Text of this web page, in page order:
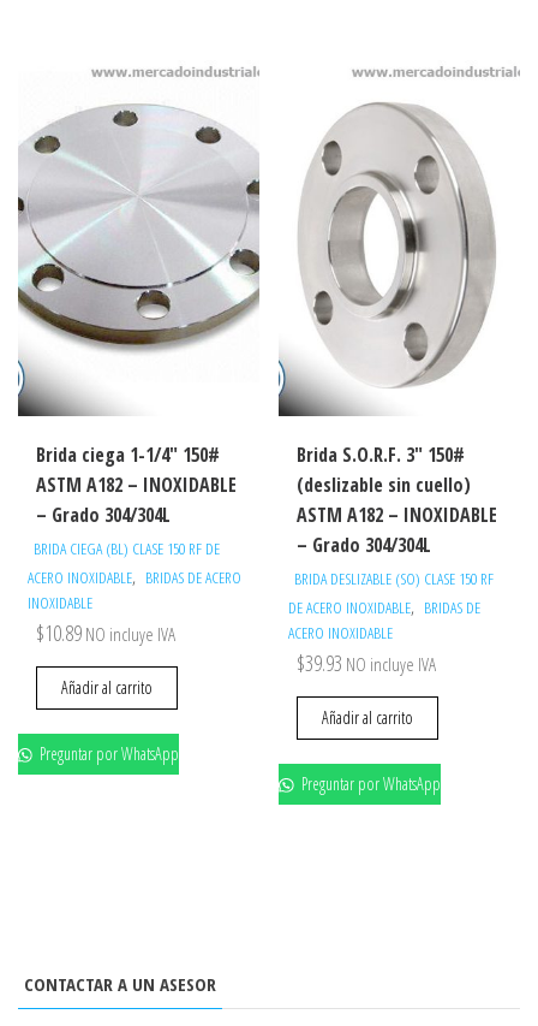
Brida ciega 1-1/4″ 150#
ASTM A182 – INOXIDABLE
– Grado 304/304L
BRIDA CIEGA (BL) CLASE 150 RF DE
ACERO INOXIDABLE, BRIDAS DE ACERO
INOXIDABLE
$10.89 NO incluye IVA
Añadir al carrito
Preguntar por WhatsApp
Brida S.O.R.F. 3″ 150#
(deslizable sin cuello)
ASTM A182 – INOXIDABLE
– Grado 304/304L
BRIDA DESLIZABLE (SO) CLASE 150 RF
DE ACERO INOXIDABLE, BRIDAS DE
ACERO INOXIDABLE
$39.93 NO incluye IVA
Añadir al carrito
Preguntar por WhatsApp
CONTACTAR A UN ASESOR